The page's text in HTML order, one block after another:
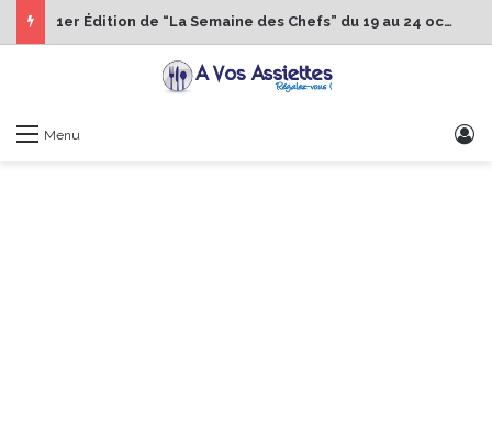
1er Édition de “La Semaine des Chefs” du 19 au 24 octobre 2026
Menu